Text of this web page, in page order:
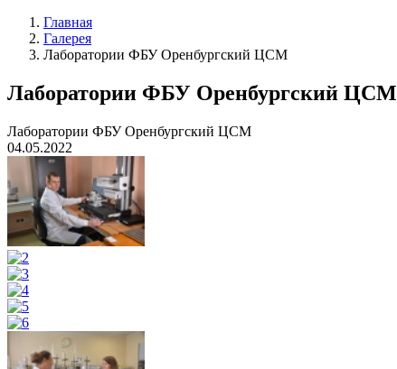
Главная
Галерея
Лаборатории ФБУ Оренбургский ЦСМ
Лаборатории ФБУ Оренбургский ЦСМ
Лаборатории ФБУ Оренбургский ЦСМ
04.05.2022